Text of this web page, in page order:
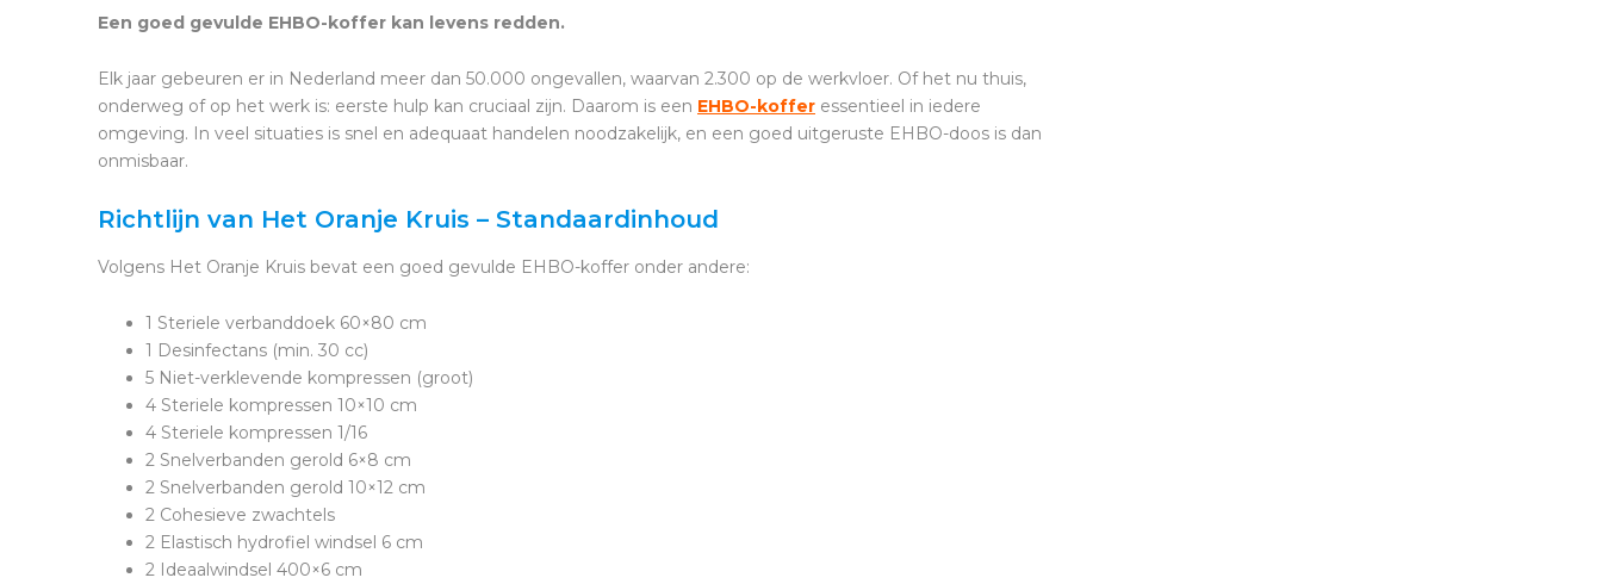
Een goed gevulde EHBO-koffer kan levens redden.
Elk jaar gebeuren er in Nederland meer dan 50.000 ongevallen, waarvan 2.300 op de werkvloer. Of het nu thuis,
onderweg of op het werk is: eerste hulp kan cruciaal zijn. Daarom is een EHBO-koffer essentieel in iedere
omgeving. In veel situaties is snel en adequaat handelen noodzakelijk, en een goed uitgeruste EHBO-doos is dan
onmisbaar.
Richtlijn van Het Oranje Kruis – Standaardinhoud
Volgens Het Oranje Kruis bevat een goed gevulde EHBO-koffer onder andere:
1 Steriele verbanddoek 60×80 cm
1 Desinfectans (min. 30 cc)
5 Niet-verklevende kompressen (groot)
4 Steriele kompressen 10×10 cm
4 Steriele kompressen 1/16
2 Snelverbanden gerold 6×8 cm
2 Snelverbanden gerold 10×12 cm
2 Cohesieve zwachtels
2 Elastisch hydrofiel windsel 6 cm
2 Ideaalwindsel 400×6 cm